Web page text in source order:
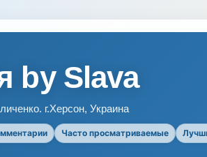
by Slava
г.Херсон, Украина
Часто просматриваемые